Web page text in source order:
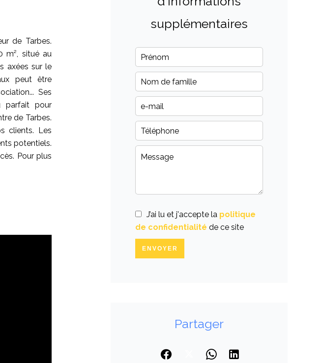
de Tarbes.
m², situé au
axées sur le
peut être
Ses
parfait pour
de Tarbes.
clients. Les
potentiels.
Pour plus
supplémentaires
J’ai lu et j'accepte la politique
de confidentialité de ce site
ENVOYER
Partager